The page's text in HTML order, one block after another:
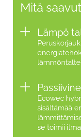
Mitä
Lämpö
Ecowec
sisältämää
se toimii